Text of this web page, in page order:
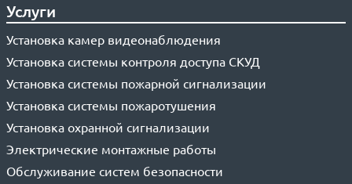
Услуги
Установка камер видеонаблюдения
Установка системы контроля доступа СКУД
Установка системы пожарной сигнализации
Установка системы пожаротушения
Установка охранной сигнализации
Электрические монтажные работы
Обслуживание систем безопасности